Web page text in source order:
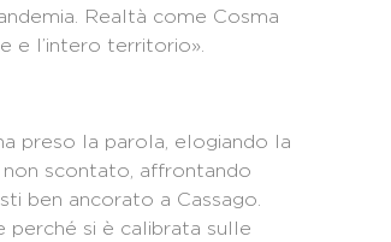
Realtà come Cosma
e l’intero territorio».
preso la parola, elogiando la
non scontato, affrontando
ben ancorato a Cassago.
perché si è calibrata sulle